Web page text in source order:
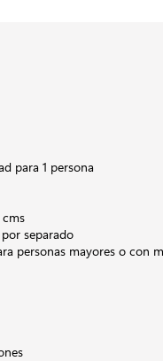
para 1 persona
separado
personas mayores o con